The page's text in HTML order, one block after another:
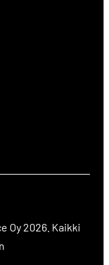
Oy 2026. Kaikki